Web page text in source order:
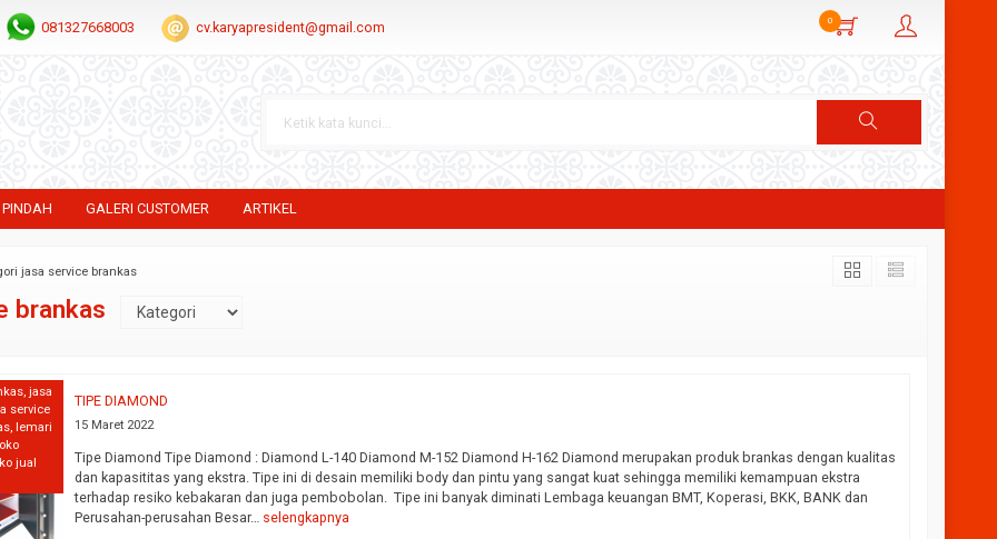
081327668003 cv.karyapresident@gmail.com 0
GALERI CUSTOMER ARTIKEL
jasa service brankas
brankas
,jasa
service
, lemari
jual
TIPE DIAMOND
15 Maret 2022
Tipe Diamond Tipe Diamond : Diamond L-140 Diamond M-152 Diamond H-162 Diamond merupakan produk brankas dengan kualitas
dan kapasititas yang ekstra. Tipe ini di desain memiliki body dan pintu yang sangat kuat sehingga memiliki kemampuan ekstra
terhadap resiko kebakaran dan juga pembobolan. Tipe ini banyak diminati Lembaga keuangan BMT, Koperasi, BKK, BANK dan
Perusahan-perusahan Besar… selengkapnya